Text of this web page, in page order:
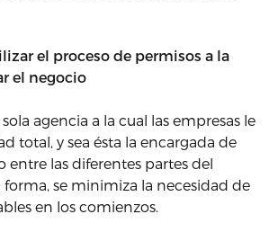
el proceso de permisos a la
el negocio
sola agencia a la cual las empresas le
total, y sea ésta la encargada de
entre las diferentes partes del
forma, se minimiza la necesidad de
en los comienzos.